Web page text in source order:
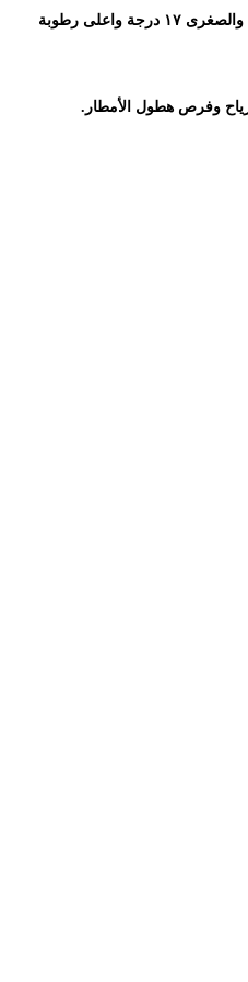
وتابع: “والأجواء بمشيئة الله ليوم غد الاثنين ٣١ يوليو ٢٠٢٣ الموافق ١٣ محرم ١٤٤٥ هـ، أجواء حارة مهيئة لهطول امطار خفيفة مصحوبة برياح سرعتها ١٥ كم في الساعة ، ودرجة الحرارة الكبرى ٣٠ والصغرى ١٧ درجة واعلى رطوبة
وفرص هطول الأمطار.